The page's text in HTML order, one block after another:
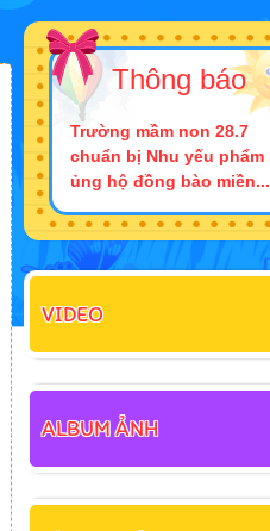
Thông báo
Trường mầm non 28.7
chuẩn bị Nhu yếu phẩm
ủng hộ đồng bào miền...
VIDEO
ALBUM ẢNH